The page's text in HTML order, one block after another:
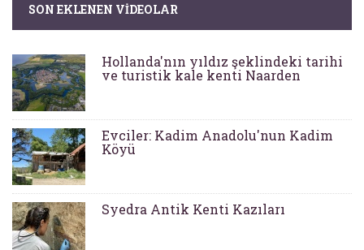
SON EKLENEN VIDEOLAR
Hollanda'nın yıldız şeklindeki tarihi
ve turistik kale kenti Naarden
Evciler: Kadim Anadolu'nun Kadim
Köyü
Syedra Antik Kenti Kazıları